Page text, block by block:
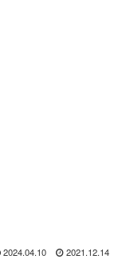
2024.04.10 2021.12.14